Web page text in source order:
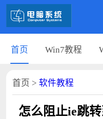
首页 Win7教程
首页 > 软件教程
怎么阻止ie跳